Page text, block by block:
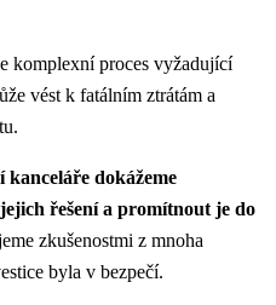
komplexní proces vyžadující
vést k fatálním ztrátám a
dokážeme
řešení a promítnout je do
zkušenostmi z mnoha
byla v bezpečí.